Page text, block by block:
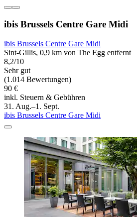
ibis Brussels Centre Gare Midi
ibis Brussels Centre Gare Midi
Sint-Gillis, 0,9 km von The Egg entfernt
8,2/10
Sehr gut
(1.014 Bewertungen)
90 €
inkl. Steuern & Gebühren
31. Aug.–1. Sept.
ibis Brussels Centre Gare Midi